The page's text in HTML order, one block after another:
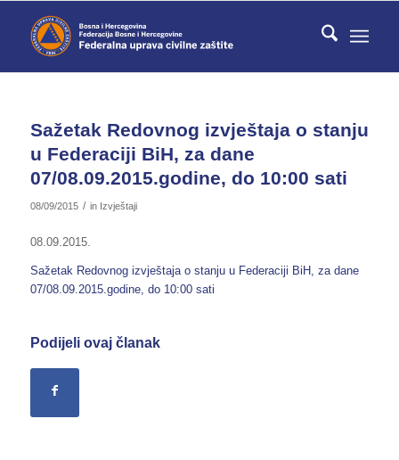
Sažetak Redovnog izvještaja o stanju
u Federaciji BiH, za dane
07/08.09.2015.godine, do 10:00 sati
08/09/2015 / in Izvještaji
08.09.2015.
Sažetak Redovnog izvještaja o stanju u Federaciji BiH, za dane
07/08.09.2015.godine, do 10:00 sati
Podijeli ovaj članak